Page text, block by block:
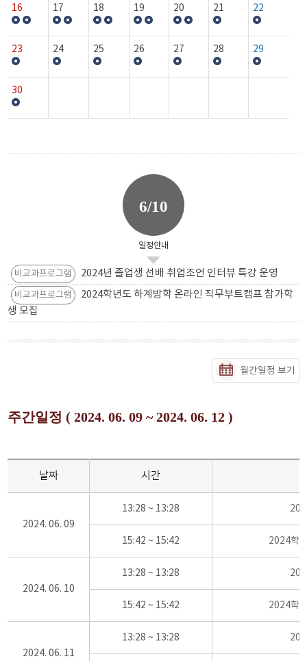
16 17 18 19 20 21 22
23 24 25 26 27 28 29
30
6/10
일정안내
비교과프로그램 2024년 졸업생 선배 취업조언 인터뷰 특강 운영
비교과프로그램
2024학년도 하계방학 온라인 직무부트캠프 참가학
생 모집
월간일정 보기
주간일정 ( 2024. 06. 09 ~ 2024. 06. 12 )
날짜 시간
2024. 06. 09
13:28 ~ 13:28
15:42 ~ 15:42 2024학
2024. 06. 10
13:28 ~ 13:28
15:42 ~ 15:42 2024학
2024. 06. 11
13:28 ~ 13:28